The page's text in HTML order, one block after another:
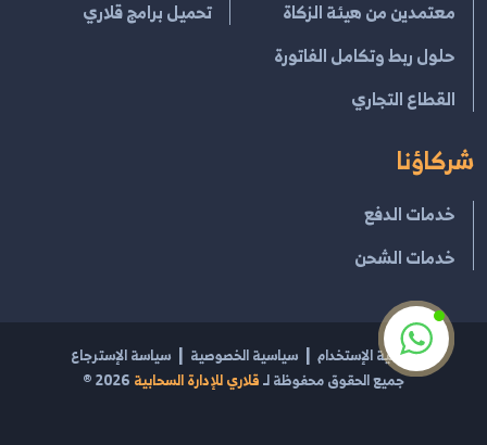
معتمدين من هيئة الزكاة
حلول ربط وتكامل الفاتورة
القطاع التجاري
تحميل برامج قلاري
شركاؤنا
خدمات الدفع
خدمات الشحن
إتفاقية الإستخدام سياسية الخصوصية
سياسة الإسترجاع
جميع الحقوق محفوظة لـقلاري للإدارة السحابية 2026
®